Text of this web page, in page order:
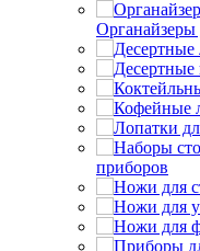
Органайзеры
приборов